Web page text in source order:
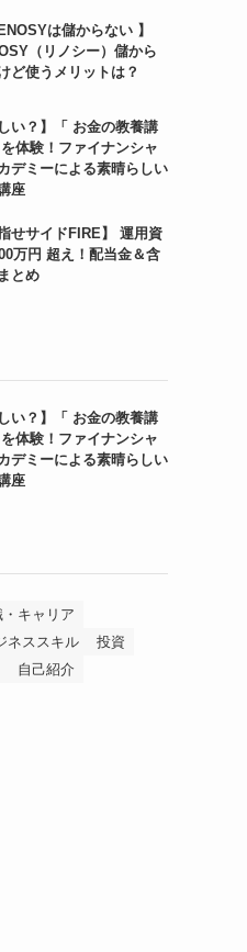
は儲からない 】
（リノシー）儲から
ど使うメリットは？
しい？】「 お金の教養講
体験！ファイナンシャ
デミーによる素晴らしい
座
指せサイドFIRE】 運用資
万円 超え！配当金＆含
とめ
しい？】「 お金の教養講
体験！ファイナンシャ
デミーによる素晴らしい
座
キャリア
ネススキル
投資
自己紹介